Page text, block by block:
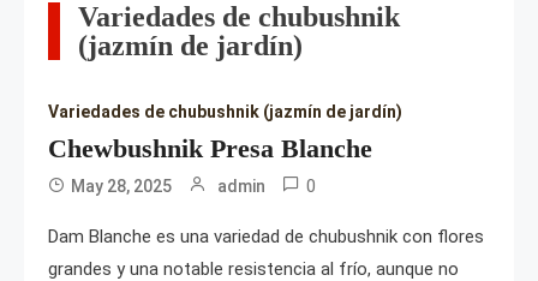
Variedades de chubushnik
(jazmín de jardín)
Variedades de chubushnik (jazmín de jardín)
Chewbushnik Presa Blanche
May 28, 2025 admin 0
Dam Blanche es una variedad de chubushnik con flores
grandes y una notable resistencia al frío, aunque no